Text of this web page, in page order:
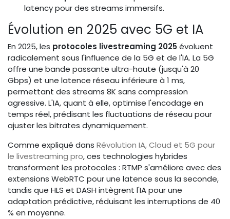
latency pour des streams immersifs.
Évolution en 2025 avec 5G et IA
En 2025, les protocoles livestreaming 2025évoluent
radicalement sous l'influence de la 5G et de l'IA. La 5G
offre une bande passante ultra-haute (jusqu'à 20
Gbps) et une latence réseau inférieure à 1 ms,
permettant des streams 8K sans compression
agressive. L'IA, quant à elle, optimise l'encodage en
temps réel, prédisant les fluctuations de réseau pour
ajuster les bitrates dynamiquement.
Comme expliqué dans Révolution IA, Cloud et 5G pour
le livestreaming pro, ces technologies hybrides
transforment les protocoles : RTMP s'améliore avec des
extensions WebRTC pour une latence sous la seconde,
tandis que HLS et DASH intègrent l'IA pour une
adaptation prédictive, réduisant les interruptions de 40
% en moyenne.